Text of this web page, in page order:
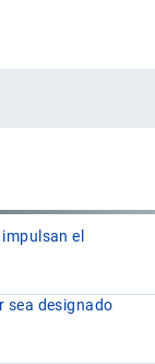
el
sea designado